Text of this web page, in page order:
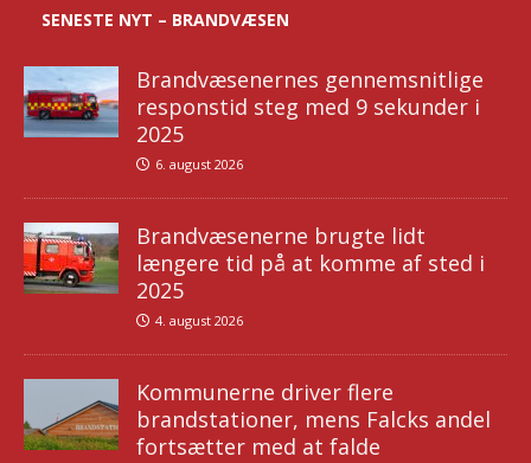
SENESTE NYT – BRANDVÆSEN
Brandvæsenernes gennemsnitlige
responstid steg med 9 sekunder i
2025
6. august 2026
Brandvæsenerne brugte lidt
længere tid på at komme af sted i
2025
4. august 2026
Kommunerne driver flere
brandstationer, mens Falcks andel
fortsætter med at falde